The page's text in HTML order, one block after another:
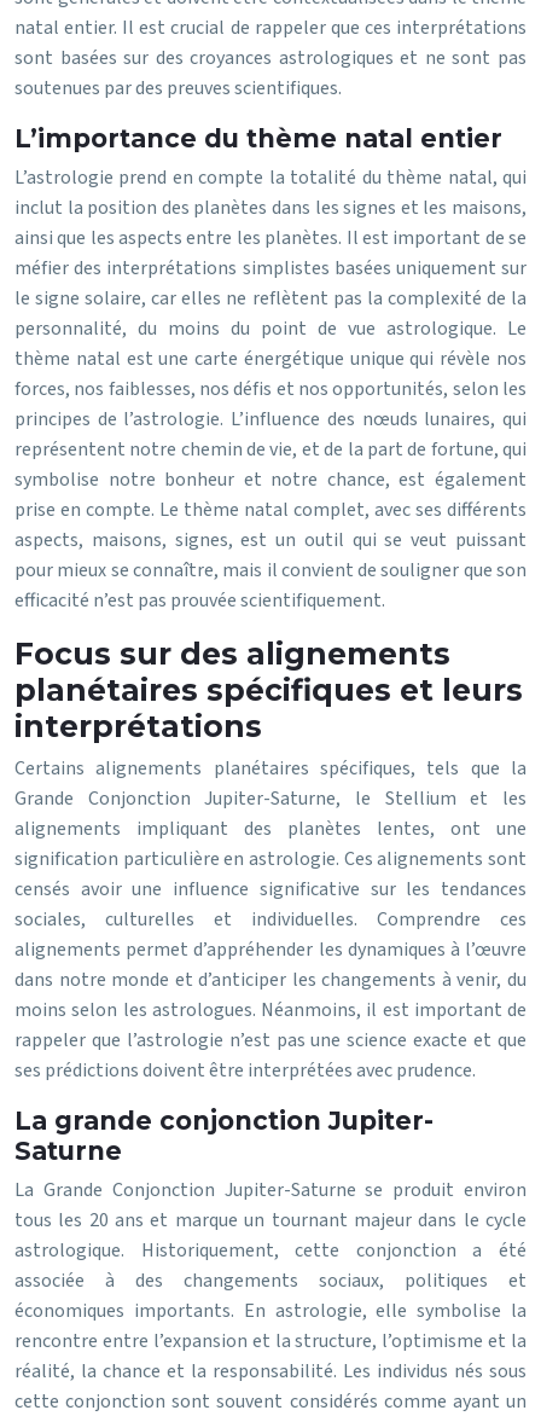
natal entier. Il est crucial de rappeler que ces interprétations
sont basées sur des croyances astrologiques et ne sont pas
soutenues par des preuves scientifiques.
L’importance du thème natal entier
L’astrologie prend en compte la totalité du thème natal, qui
inclut la position des planètes dans les signes et les maisons,
ainsi que les aspects entre les planètes. Il est important de se
méfier des interprétations simplistes basées uniquement sur
le signe solaire, car elles ne reflètent pas la complexité de la
personnalité, du moins du point de vue astrologique. Le
thème natal est une carte énergétique unique qui révèle nos
forces, nos faiblesses, nos défis et nos opportunités, selon les
principes de l’astrologie. L’influence des nœuds lunaires, qui
représentent notre chemin de vie, et de la part de fortune, qui
symbolise notre bonheur et notre chance, est également
prise en compte. Le thème natal complet, avec ses différents
aspects, maisons, signes, est un outil qui se veut puissant
pour mieux se connaître, mais il convient de souligner que son
efficacité n’est pas prouvée scientifiquement.
Focus sur des alignements
planétaires spécifiques et leurs
interprétations
Certains alignements planétaires spécifiques, tels que la
Grande Conjonction Jupiter-Saturne, le Stellium et les
alignements impliquant des planètes lentes, ont une
signification particulière en astrologie. Ces alignements sont
censés avoir une influence significative sur les tendances
sociales, culturelles et individuelles. Comprendre ces
alignements permet d’appréhender les dynamiques à l’œuvre
dans notre monde et d’anticiper les changements à venir, du
moins selon les astrologues. Néanmoins, il est important de
rappeler que l’astrologie n’est pas une science exacte et que
ses prédictions doivent être interprétées avec prudence.
La grande conjonction Jupiter-
Saturne
La Grande Conjonction Jupiter-Saturne se produit environ
tous les 20 ans et marque un tournant majeur dans le cycle
astrologique. Historiquement, cette conjonction a été
associée à des changements sociaux, politiques et
économiques importants. En astrologie, elle symbolise la
rencontre entre l’expansion et la structure, l’optimisme et la
réalité, la chance et la responsabilité. Les individus nés sous
cette conjonction sont souvent considérés comme ayant un